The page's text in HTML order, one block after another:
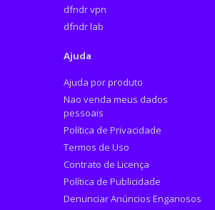
dfndr vpn
dfndr lab
Ajuda
Ajuda por produto
Nao venda meus dados
pessoais
Política de Privacidade
Termos de Uso
Contrato de Licença
Política de Publicidade
Denunciar Anúncios Enganosos